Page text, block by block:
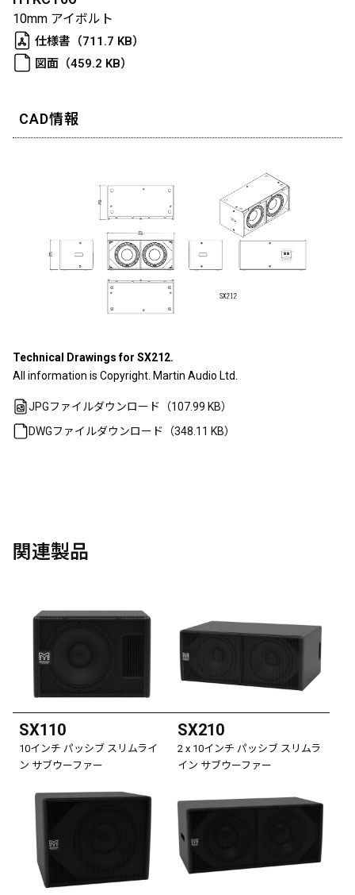
10mm アイボルト
仕様書（711.7 KB）
図面（459.2 KB）
CAD情報
Technical Drawings for SX212.
All information is Copyright. Martin Audio Ltd.
JPGファイルダウンロード（107.99 KB）
DWGファイルダウンロード（348.11 KB）
関連製品
SX110
10インチ パッシブ スリムライ
ン サブウーファー
SX210
2 x 10インチ パッシブ スリムラ
イン サブウーファー